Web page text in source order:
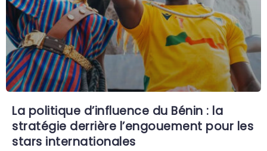
La politique d’influence du Bénin : la
stratégie derrière l’engouement pour les
stars internationales